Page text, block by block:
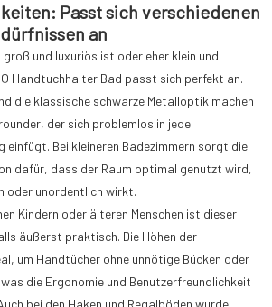
Passt sich verschiedenen
an
groß und luxuriös ist oder eher klein und
Handtuchhalter Bad passt sich perfekt an.
die klassische schwarze Metalloptik machen
der sich problemlos in jede
einfügt. Bei kleineren Badezimmern sorgt die
dafür, dass der Raum optimal genutzt wird,
oder unordentlich wirkt.
Kindern oder älteren Menschen ist dieser
äußerst praktisch. Die Höhen der
um Handtücher ohne unnötige Bücken oder
die Ergonomie und Benutzerfreundlichkeit